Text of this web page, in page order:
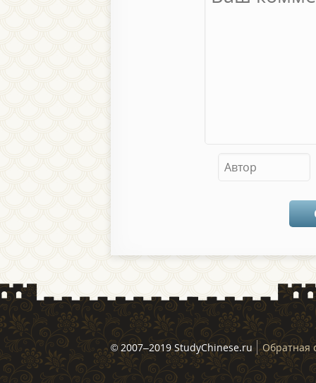
© 2007–2019 StudyChinese.ru Обратная